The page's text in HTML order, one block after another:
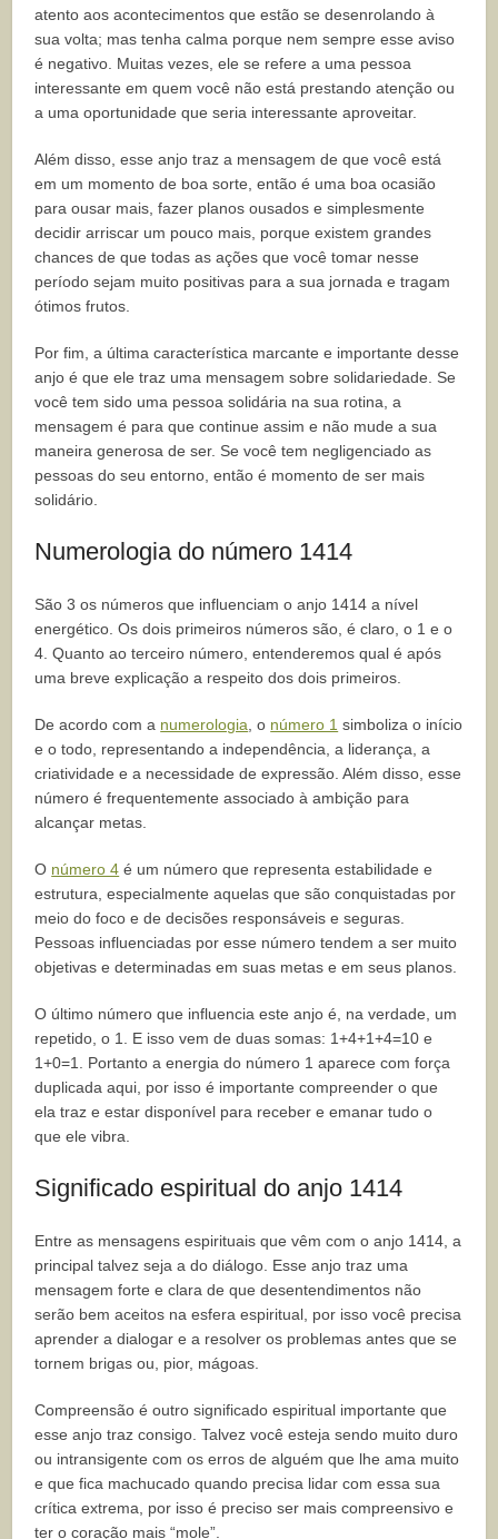
atento aos acontecimentos que estão se desenrolando à
sua volta; mas tenha calma porque nem sempre esse aviso
é negativo. Muitas vezes, ele se refere a uma pessoa
interessante em quem você não está prestando atenção ou
a uma oportunidade que seria interessante aproveitar.
Além disso, esse anjo traz a mensagem de que você está
em um momento de boa sorte, então é uma boa ocasião
para ousar mais, fazer planos ousados e simplesmente
decidir arriscar um pouco mais, porque existem grandes
chances de que todas as ações que você tomar nesse
período sejam muito positivas para a sua jornada e tragam
ótimos frutos.
Por fim, a última característica marcante e importante desse
anjo é que ele traz uma mensagem sobre solidariedade. Se
você tem sido uma pessoa solidária na sua rotina, a
mensagem é para que continue assim e não mude a sua
maneira generosa de ser. Se você tem negligenciado as
pessoas do seu entorno, então é momento de ser mais
solidário.
Numerologia do número 1414
São 3 os números que influenciam o anjo 1414 a nível
energético. Os dois primeiros números são, é claro, o 1 e o
4. Quanto ao terceiro número, entenderemos qual é após
uma breve explicação a respeito dos dois primeiros.
De acordo com a numerologia , o número 1 simboliza o início
e o todo, representando a independência, a liderança, a
criatividade e a necessidade de expressão. Além disso, esse
número é frequentemente associado à ambição para
alcançar metas.
O número 4 é um número que representa estabilidade e
estrutura, especialmente aquelas que são conquistadas por
meio do foco e de decisões responsáveis e seguras.
Pessoas influenciadas por esse número tendem a ser muito
objetivas e determinadas em suas metas e em seus planos.
O último número que influencia este anjo é, na verdade, um
repetido, o 1. E isso vem de duas somas: 1+4+1+4=10 e
1+0=1. Portanto a energia do número 1 aparece com força
duplicada aqui, por isso é importante compreender o que
ela traz e estar disponível para receber e emanar tudo o
que ele vibra.
Significado espiritual do anjo 1414
Entre as mensagens espirituais que vêm com o anjo 1414, a
principal talvez seja a do diálogo. Esse anjo traz uma
mensagem forte e clara de que desentendimentos não
serão bem aceitos na esfera espiritual, por isso você precisa
aprender a dialogar e a resolver os problemas antes que se
tornem brigas ou, pior, mágoas.
Compreensão é outro significado espiritual importante que
esse anjo traz consigo. Talvez você esteja sendo muito duro
ou intransigente com os erros de alguém que lhe ama muito
e que fica machucado quando precisa lidar com essa sua
crítica extrema, por isso é preciso ser mais compreensivo e
ter o coração mais “mole”.